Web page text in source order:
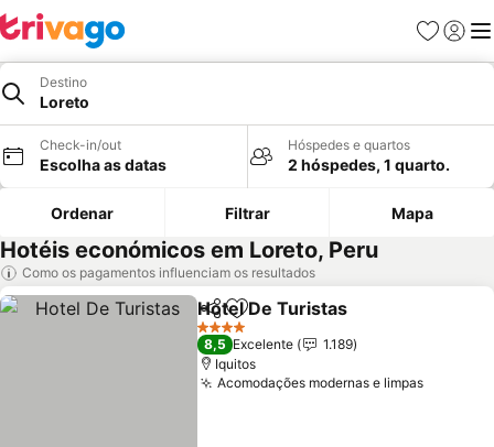
Favoritos
Iniciar
Destino
Loreto
Check-in/out
Escolha as datas
Hóspedes e quartos
2 hóspedes, 1 quarto.
Ordenar Filtrar Mapa
Hotéis económicos em Loreto, Peru
Como os pagamentos influenciam os resultados
PartilharAdicionar aos favoritos
Hotel De Turistas
4 Estrelas
8,5 Excelente
1.189
Iquitos
Acomodações modernas e limpas